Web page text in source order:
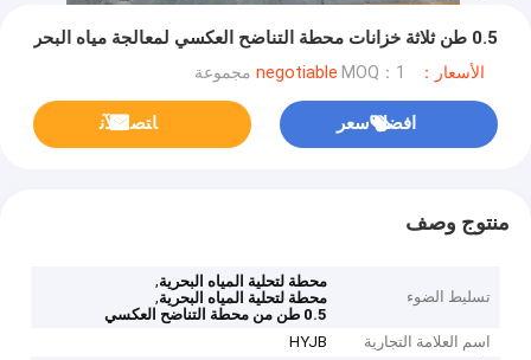
0.5 طن ثلاثة خزانات محطة التناضح العكسي لمعالجة مياه البحر
الأسعار：negotiable MOQ：1 مجموعة
افضل سعر ﺎﺘﺼﻟ ﺍﻶﻧ
منتوج وصف
تسليط الضوء
محطة لتحلية المياه البحرية,
محطة لتحلية المياه البحرية,
0.5 طن من محطة التناضح العكسي
اسم العلامة التجارية
HYJB